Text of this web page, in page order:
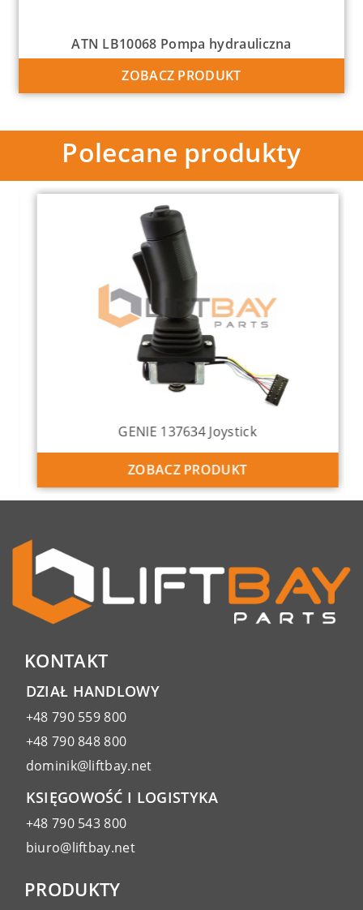
ATN LB10068 Pompa hydrauliczna
ZOBACZ PRODUKT
Polecane produkty
GENIE 137634 Joystick
ZOBACZ PRODUKT
KONTAKT
DZIAŁ HANDLOWY
+48 790 559 800
+48 790 848 800
dominik@liftbay.net
KSIĘGOWOŚĆ I LOGISTYKA
+48 790 543 800
biuro@liftbay.net
PRODUKTY